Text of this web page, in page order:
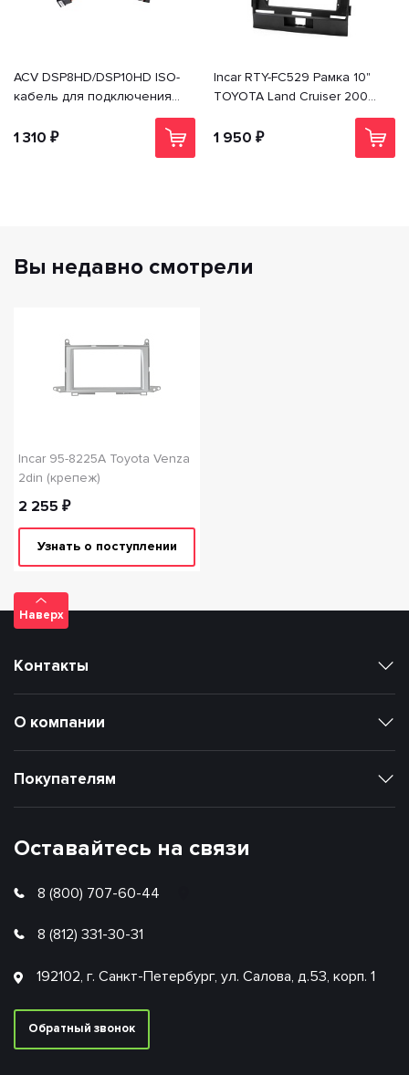
ACV DSP8HD/DSP10HD ISO-
кабель для подключения
1 310 ₽
Incar RTY-FC529 Рамка 10"
TOYOTA Land Cruiser 200
1 950 ₽
Вы недавно смотрели
Incar 95-8225A Toyota Venza
2din (крепеж)
2 255 ₽
Узнать о поступлении
Наверх
Оставайтесь на связи
8 (800) 707-60-44
8 (812) 331-30-31
192102, г. Санкт-Петербург, ул. Салова, д.53, корп. 1
Обратный звонок
Покупателям
О компании
Контакты